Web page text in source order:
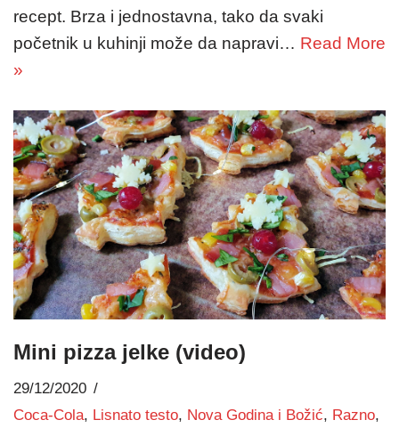
recept. Brza i jednostavna, tako da svaki
početnik u kuhinji može da napravi… Read More
»
Mini pizza jelke (video)
29/12/2020
Coca-Cola, Lisnato testo, Nova Godina i Božić, Razno,